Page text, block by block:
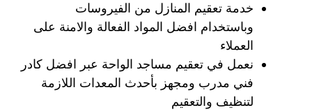
خدمة تعقيم المنازل من الفيروسات
وباستخدام افضل المواد الفعالة والامنة على
العملاء
نعمل في تعقيم مساجد الواحة عبر افضل كادر
فني مدرب ومجهز بأحدث المعدات اللازمة
لتنظيف والتعقيم